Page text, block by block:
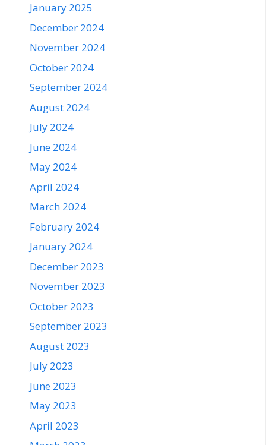
January 2025
December 2024
November 2024
October 2024
September 2024
August 2024
July 2024
June 2024
May 2024
April 2024
March 2024
February 2024
January 2024
December 2023
November 2023
October 2023
September 2023
August 2023
July 2023
June 2023
May 2023
April 2023